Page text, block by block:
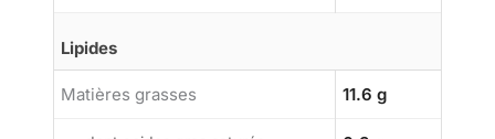
Lipides
Matières grasses 11.6 g